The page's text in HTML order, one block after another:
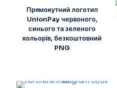
Прямокутний логотип
UnionPay червоного,
синього та зеленого
кольорів, безкоштовний
PNG